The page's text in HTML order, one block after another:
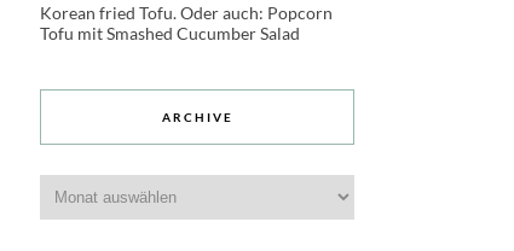
Korean fried Tofu. Oder auch: Popcorn
Tofu mit Smashed Cucumber Salad
ARCHIVE